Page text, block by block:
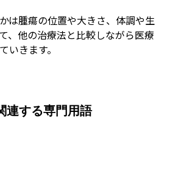
は腫瘍の位置や大きさ、体調や生
、他の治療法と比較しながら医療
いきます。
連する専門用語